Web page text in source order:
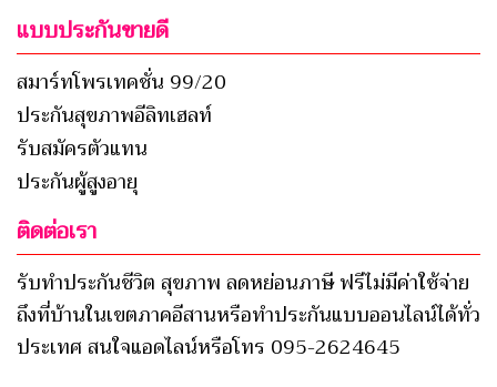
แบบประกันขายดี
สมาร์ทโพรเทคชั่น 99/20
ประกันสุขภาพอีลิทเฮลท์
รับสมัครตัวแทน
ประกันผู้สูงอายุ
ติดต่อเรา
รับทำประกันชีวิต สุขภาพ ลดหย่อนภาษี ฟรีไม่มีค่าใช้จ่าย
ถึงที่บ้านในเขตภาคอีสานหรือทำประกันแบบออนไลน์ได้ทั่ว
ประเทศ สนใจแอดไลน์หรือโทร 095-2624645